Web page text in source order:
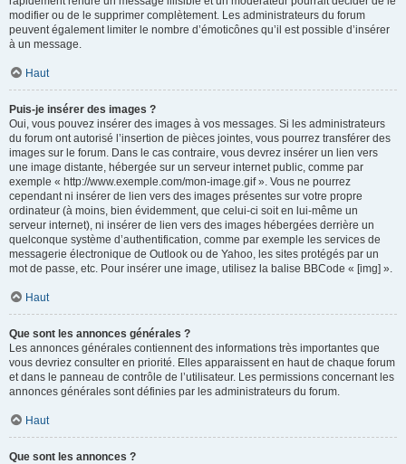
modifier ou de le supprimer complètement. Les administrateurs du forum
peuvent également limiter le nombre d’émoticônes qu’il est possible d’insérer
à un message.
Haut
Puis-je insérer des images ?
Oui, vous pouvez insérer des images à vos messages. Si les administrateurs
du forum ont autorisé l’insertion de pièces jointes, vous pourrez transférer des
images sur le forum. Dans le cas contraire, vous devrez insérer un lien vers
une image distante, hébergée sur un serveur internet public, comme par
exemple « http://www.exemple.com/mon-image.gif ». Vous ne pourrez
cependant ni insérer de lien vers des images présentes sur votre propre
ordinateur (à moins, bien évidemment, que celui-ci soit en lui-même un
serveur internet), ni insérer de lien vers des images hébergées derrière un
quelconque système d’authentification, comme par exemple les services de
messagerie électronique de Outlook ou de Yahoo, les sites protégés par un
mot de passe, etc. Pour insérer une image, utilisez la balise BBCode « [img] ».
Haut
Que sont les annonces générales ?
Les annonces générales contiennent des informations très importantes que
vous devriez consulter en priorité. Elles apparaissent en haut de chaque forum
et dans le panneau de contrôle de l’utilisateur. Les permissions concernant les
annonces générales sont définies par les administrateurs du forum.
Haut
Que sont les annonces ?